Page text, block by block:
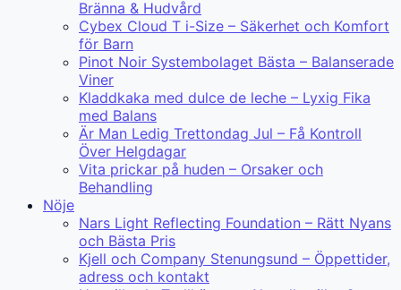
Bränna & Hudvård
Cybex Cloud T i-Size – Säkerhet och Komfort
för Barn
Pinot Noir Systembolaget Bästa – Balanserade
Viner
Kladdkaka med dulce de leche – Lyxig Fika
med Balans
Är Man Ledig Trettondag Jul – Få Kontroll
Över Helgdagar
Vita prickar på huden – Orsaker och
Behandling
Nöje
Nars Light Reflecting Foundation – Rätt Nyans
och Bästa Pris
Kjell och Company Stenungsund – Öppettider,
adress och kontakt